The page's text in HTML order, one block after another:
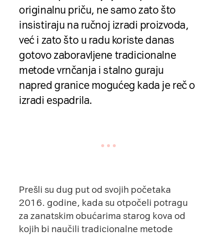
originalnu priču, ne samo zato što
insistiraju na ručnoj izradi proizvoda,
već i zato što u radu koriste danas
gotovo zaboravljene tradicionalne
metode vrnčanja i stalno guraju
napred granice mogućeg kada je reč o
izradi espadrila.
Prešli su dug put od svojih početaka
2016. godine, kada su otpočeli potragu
za zanatskim obućarima starog kova od
kojih bi naučili tradicionalne metode